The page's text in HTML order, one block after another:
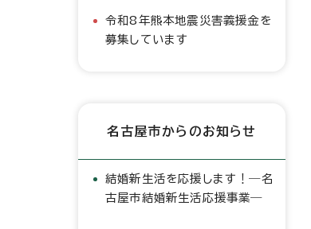
令和8年熊本地震災害義援金を
募集しています
名古屋市からのお知らせ
結婚新生活を応援します！―名
古屋市結婚新生活応援事業―